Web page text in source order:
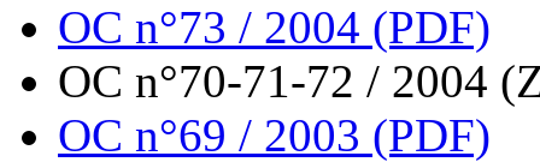
OC n°73 / 2004 (PDF)
OC n°70-71-72 / 2004
OC n°69 / 2003 (PDF)